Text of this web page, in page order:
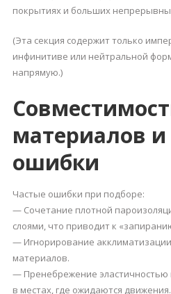
покрытиях и больших
(Эта секция содержит только
инфинитиве или нейтральной
напрямую.)
материалов
ошибки
Частые ошибки при подборе:
— Сочетание плотной
слоями, что приводит к
— Игнорирование
материалов.
— Пренебрежение эластичностью
в местах, где ожидаются движения.